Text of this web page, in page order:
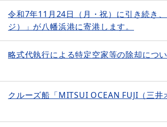
令和7年11月24日（月・祝）に引き続き
ジ）」が八幡浜港に寄港します。
略式代執行による特定空家等の除却につ
クルーズ船「MITSUI OCEAN FUJI（三